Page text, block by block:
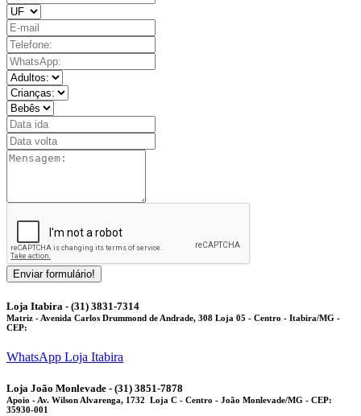
Enviar formulário!
Loja Itabira - (31) 3831-7314
Matriz - Avenida Carlos Drummond de Andrade, 308 Loja 05 - Centro - Itabira/MG -
CEP:
WhatsApp Loja Itabira
Loja João Monlevade - (31) 3851-7878
Apoio - Av. Wilson Alvarenga, 1732 Loja C - Centro - João Monlevade/MG - CEP:
35930-001